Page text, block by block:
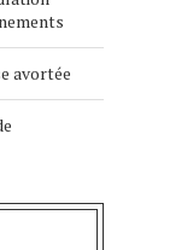
avortée